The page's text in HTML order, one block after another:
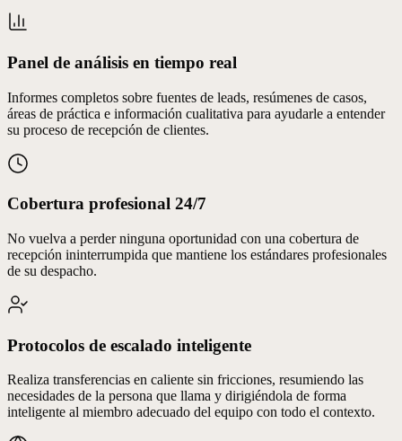
Panel de análisis en tiempo real
Informes completos sobre fuentes de leads, resúmenes de casos,
áreas de práctica e información cualitativa para ayudarle a entender
su proceso de recepción de clientes.
Cobertura profesional 24/7
No vuelva a perder ninguna oportunidad con una cobertura de
recepción ininterrumpida que mantiene los estándares profesionales
de su despacho.
Protocolos de escalado inteligente
Realiza transferencias en caliente sin fricciones, resumiendo las
necesidades de la persona que llama y dirigiéndola de forma
inteligente al miembro adecuado del equipo con todo el contexto.